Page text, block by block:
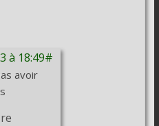
à 18:49#
avoir